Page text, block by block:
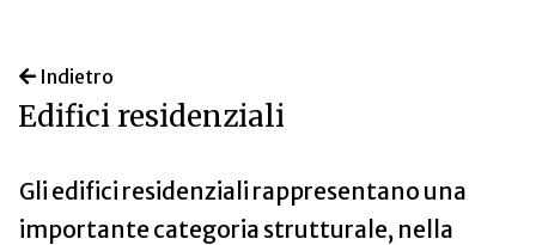
Indietro
Edifici residenziali
Gli edifici residenziali rappresentano una
importante categoria strutturale, nella